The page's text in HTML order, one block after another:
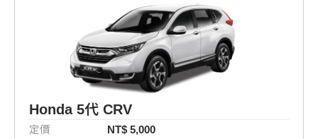
Honda 5代 CRV
定價
NT$ 5,000